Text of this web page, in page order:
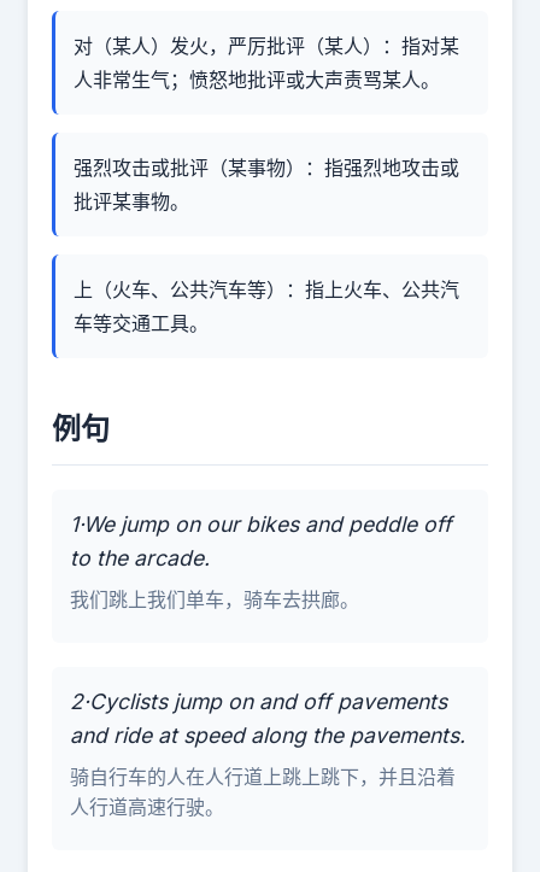
对（某人）发火，严厉批评（某人）：指对某
人非常生气；愤怒地批评或大声责骂某人。
强烈攻击或批评（某事物）：指强烈地攻击或
批评某事物。
上（火车、公共汽车等）：指上火车、公共汽
车等交通工具。
例句
1·We jump on our bikes and peddle off
to the arcade.
我们跳上我们单车，骑车去拱廊。
2·Cyclists jump on and off pavements
and ride at speed along the pavements.
骑自行车的人在人行道上跳上跳下，并且沿着
人行道高速行驶。